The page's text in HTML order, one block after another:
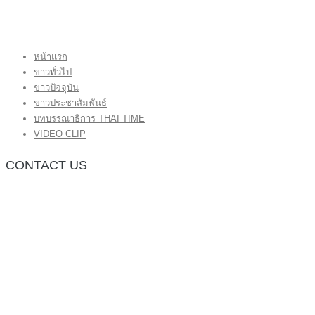
หน้าแรก
ข่าวทั่วไป
ข่าวปัจจุบัน
ข่าวประชาสัมพันธ์
บทบรรณาธิการ THAI TIME
VIDEO CLIP
CONTACT US